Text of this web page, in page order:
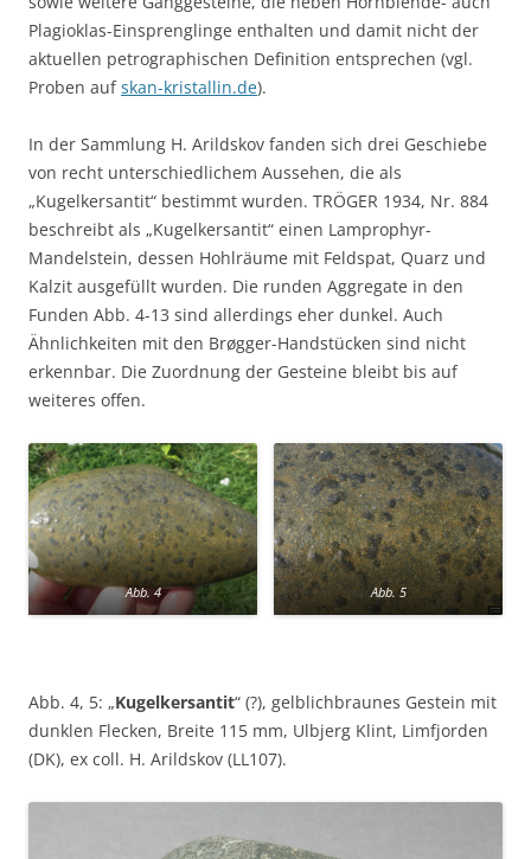
Plagioklas-Einsprenglinge enthalten und damit nicht der
aktuellen petrographischen Definition entsprechen (vgl.
Proben aufskan-kristallin.de).
In der Sammlung H. Arildskov fanden sich drei Geschiebe
von recht unterschiedlichem Aussehen, die als
„Kugelkersantit“ bestimmt wurden. TRÖGER 1934, Nr. 884
beschreibt als „Kugelkersantit“ einen Lamprophyr-
Mandelstein, dessen Hohlräume mit Feldspat, Quarz und
Kalzit ausgefüllt wurden. Die runden Aggregate in den
Funden Abb. 4-13 sind allerdings eher dunkel. Auch
Ähnlichkeiten mit den Brøgger-Handstücken sind nicht
erkennbar. Die Zuordnung der Gesteine bleibt bis auf
weiteres offen.
Abb. 4 Abb. 5
Abb. 4, 5: „Kugelkersantit“ (?), gelblichbraunes Gestein mit
dunklen Flecken, Breite 115 mm, Ulbjerg Klint, Limfjorden
(DK), ex coll. H. Arildskov (LL107).